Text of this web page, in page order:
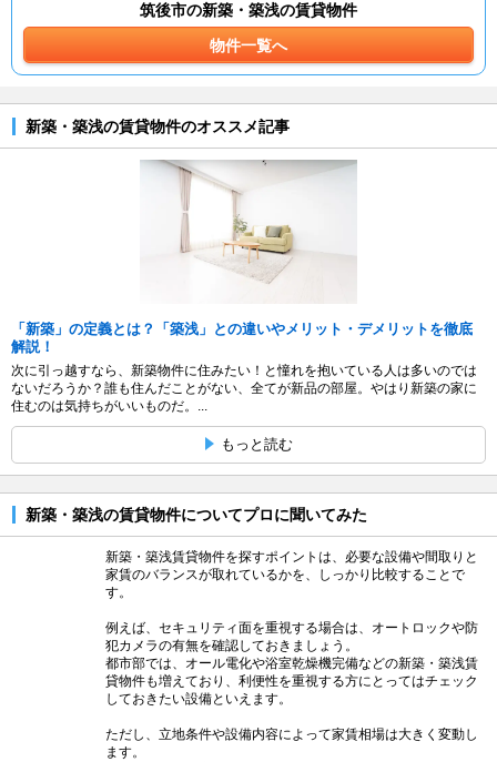
筑後市の新築・築浅の賃貸物件
物件一覧へ
新築・築浅の賃貸物件のオススメ記事
「新築」の定義とは？「築浅」との違いやメリット・デメリットを徹底
解説！
次に引っ越すなら、新築物件に住みたい！と憧れを抱いている人は多いのでは
ないだろうか？誰も住んだことがない、全てが新品の部屋。やはり新築の家に
住むのは気持ちがいいものだ。...
もっと読む
新築・築浅の賃貸物件についてプロに聞いてみた
新築・築浅賃貸物件を探すポイントは、必要な設備や間取りと
家賃のバランスが取れているかを、しっかり比較することで
す。
例えば、セキュリティ面を重視する場合は、オートロックや防
犯カメラの有無を確認しておきましょう。
都市部では、オール電化や浴室乾燥機完備などの新築・築浅賃
貸物件も増えており、利便性を重視する方にとってはチェック
しておきたい設備といえます。
ただし、立地条件や設備内容によって家賃相場は大きく変動し
ます。